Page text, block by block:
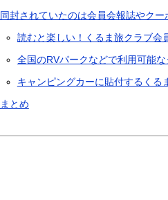
同封されていたのは会員会報誌やクー
読むと楽しい！くるま旅クラブ会
全国のRVパークなどで利用可能
キャンピングカーに貼付するくる
まとめ